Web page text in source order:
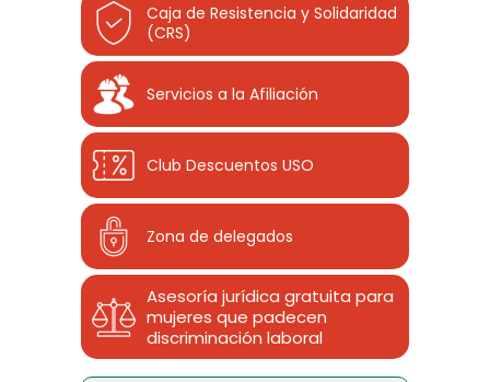
Caja de Resistencia y Solidaridad
(CRS)
Servicios a la Afiliación
Club Descuentos USO
Zona de delegados
Asesoría jurídica gratuita para
mujeres que padecen
discriminación laboral